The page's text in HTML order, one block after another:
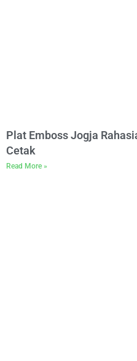
Plat Emboss Jogja
Cetak
Read More »